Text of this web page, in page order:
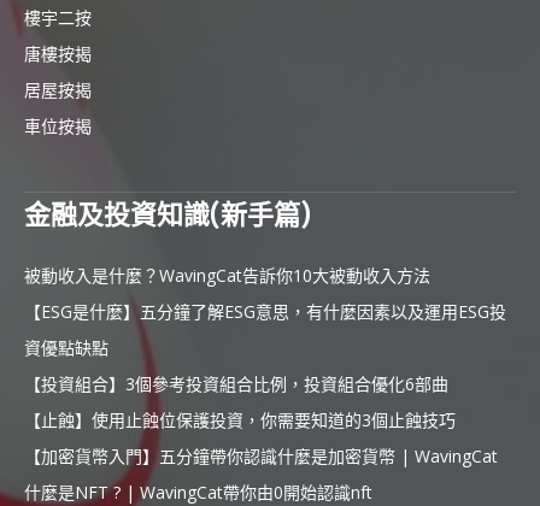
樓宇二按
唐樓按揭
居屋按揭
車位按揭
金融及投資知識(新手篇)
被動收入是什麼？WavingCat告訴你10大被動收入方法
【ESG是什麼】五分鐘了解ESG意思，有什麼因素以及運用ESG投
資優點缺點
【投資組合】3個參考投資組合比例，投資組合優化6部曲
【止蝕】使用止蝕位保護投資，你需要知道的3個止蝕技巧
【加密貨幣入門】五分鐘帶你認識什麼是加密貨幣 | WavingCat
什麼是NFT ? | WavingCat帶你由0開始認識nft